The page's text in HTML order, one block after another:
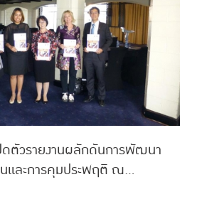
ดตัวรายงานผลักดันการพัฒนา
และการคุมประพฤติ ณ